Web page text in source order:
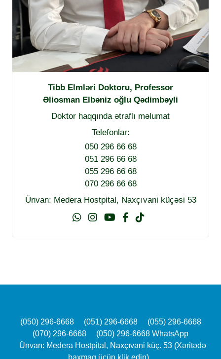
Tibb Elmləri Doktoru, Professor
Əliosman Elbəniz oğlu Qədimbəyli
Doktor haqqında ətraflı məlumat
Telefonlar:
050 296 66 68
051 296 66 68
055 296 66 68
070 296 66 68
Ünvan: Medera Hostpital, Naxçıvani küçəsi 53
(050) 296-6668 (051) 296-6668
(055) 296-6668
(070) 296-6668
(050) 296-6668 WhatsApp
Ünvan: Medera Hostpital, Naxçıvani küç. 53 (Xəritədə
baxmaq üçün klik edin)